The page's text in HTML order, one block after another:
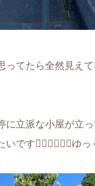
ってたら全然見え
に立派な小屋が立
です🙇🏻‍♂️🙇🏻‍♂️ゆ